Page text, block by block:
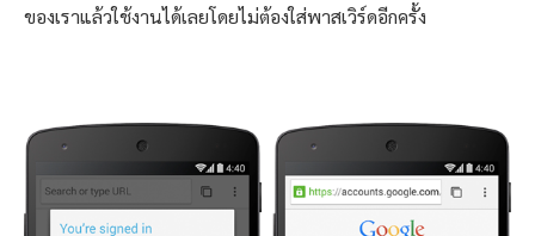
ของเราแล้วใช้งานได้เลยโดยไม่ต้องใส่พาสเวิร์ดอีกครั้ง